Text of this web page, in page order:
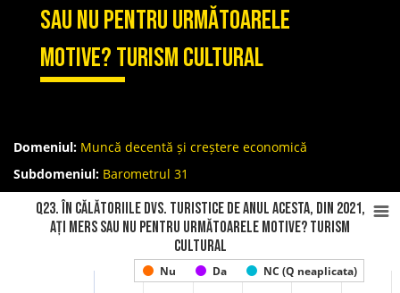
sau nu pentru următoarele
motive? Turism cultural
Domeniul: Muncă decentă și creștere economică
Subdomeniul: Barometrul 31
Q23. În călătoriile Dvs. turistice de anul acesta, din 2021,
ați mers sau nu pentru următoarele motive? Turism
cultural
Nu Da NC (Q neaplicata)